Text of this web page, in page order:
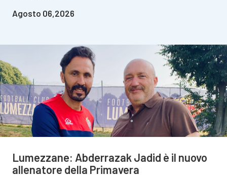
Agosto 06,2026
Lumezzane: Abderrazak Jadid è il nuovo
allenatore della Primavera